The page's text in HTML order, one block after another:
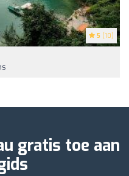
5 (10)
gratis toe aan